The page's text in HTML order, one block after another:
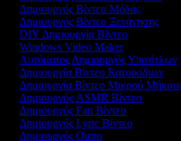
Δημιουργός Βίντεο Μόδας
Δημιουργός Βίντεο Ξενάγησης
DIY Δημιουργία Βίντεο
Windows Video Maker
Αυτόματος Δημιουργός Υποτίτλων
Δημιουργία Βίντεο Κατοικίδιων
Δημιουργία Βίντεο Μικρού Μήκους
Δημιουργός ASMR Βίντεο
Δημιουργός Fan Βίντεο
Δημιουργός Lyric Βίντεο
Δημιουργός Outro